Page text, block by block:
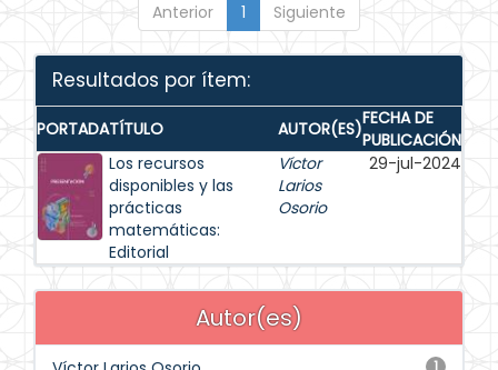
Anterior 1 Siguiente
Resultados por ítem:
PORTADATÍTULO AUTOR(ES)FECHA DE
PUBLICACIÓN
Los recursos
disponibles y las
prácticas
matemáticas:
Editorial
Víctor
Larios
Osorio
29-jul-2024
Autor(es)
1